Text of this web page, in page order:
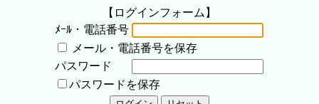
【ログインフォーム】
ﾒｰﾙ・電話番号
メール・電話番号を保存
パスワード
パスワードを保存